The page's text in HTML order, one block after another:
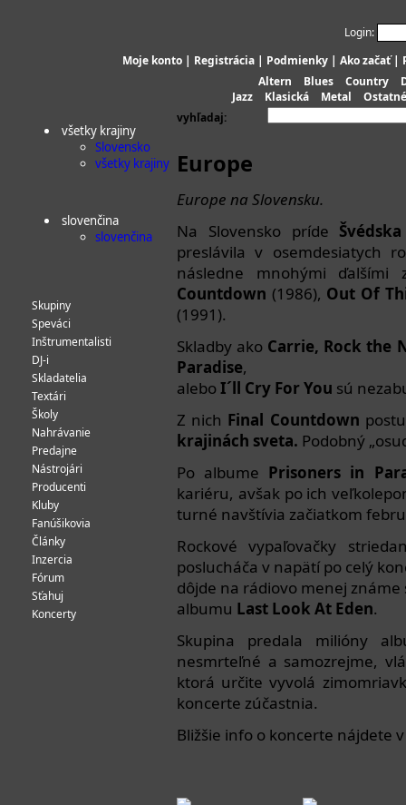
Login:
Moje konto | Registrácia | Podmienky | Ako začať|
Altern
Blues Country
Jazz
Klasická Metal
Ostatné
vyhľadaj:
všetky krajiny
Slovensko
všetky krajiny
slovenčina
slovenčina
Skupiny
Speváci
Inštrumentalisti
DJ-i
Skladatelia
Textári
Školy
Nahrávanie
Predajne
Nástrojári
Producenti
Kluby
Fanúšikovia
Články
Inzercia
Fórum
Sťahuj
Koncerty
Europe
Europe na Slovensku.
Na Slovensko príde
preslávila v osemdesiatych
následne mnohými
Countdown (1986), Out Of
(1991).
Skladby ako Carrie, Rock the
Paradise,
aleboI´ll Cry For You sú
Z nich Final Countdown
krajinách sveta. Podobný
Po albume Prisoners in
kariéru, avšak po ich
turné navštívia začiatkom
Rockové vypaľovačky
poslucháča v napätí po celý
dôjde na rádiovo menej
albumu Last Look At Eden.
Skupina predala milióny
nesmrteľné a samozrejme,
ktorá určite vyvolá
koncerte zúčastnia.
Bližšie info o koncerte nájdete